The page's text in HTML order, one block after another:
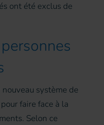
ont été exclus de
système de
faire face à la
Selon ce